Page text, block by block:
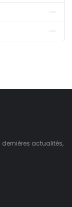
actualités,